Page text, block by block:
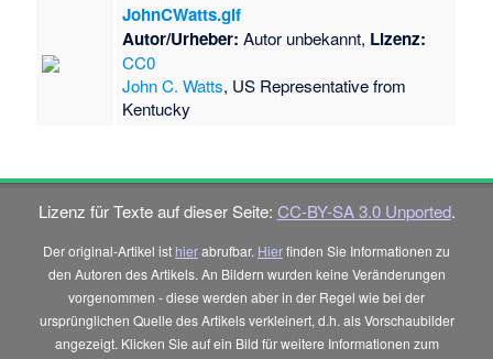
JohnCWatts.gif
Autor/Urheber: Autor unbekannt, Lizenz:
CC0
John C. Watts, US Representative from
Kentucky
Lizenz für Texte auf dieser Seite: CC-BY-SA 3.0 Unported.
Der original-Artikel ist hierabrufbar. Hierfinden Sie Informationen zu
den Autoren des Artikels. An Bildern wurden keine Veränderungen
vorgenommen - diese werden aber in der Regel wie bei der
ursprünglichen Quelle des Artikels verkleinert, d.h. als Vorschaubilder
angezeigt. Klicken Sie auf ein Bild für weitere Informationen zum